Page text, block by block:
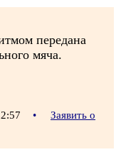
передана
мяча.
•
Заявить о